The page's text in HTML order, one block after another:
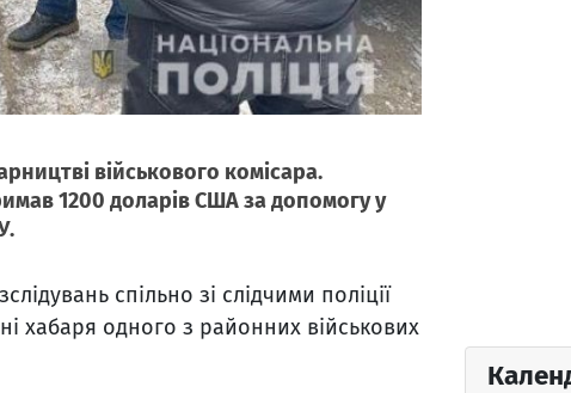
військового комісара.
1200 доларів США за допомогу у
спільно зі слідчими поліції
хабаря одного з районних військових